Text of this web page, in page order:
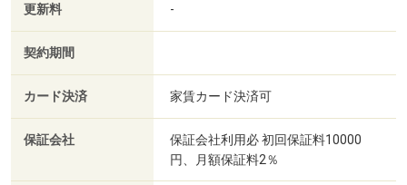
更新料 -
契約期間
カード決済 家賃カード決済可
保証会社
保証会社利用必 初回保証料10000
円、月額保証料2％